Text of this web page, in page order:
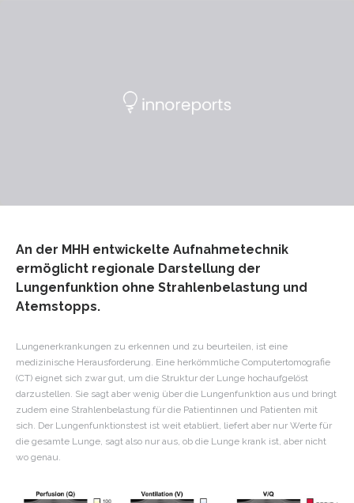
An der MHH entwickelte Aufnahmetechnik
ermöglicht regionale Darstellung der
Lungenfunktion ohne Strahlenbelastung und
Atemstopps.
Lungenerkrankungen zu erkennen und zu beurteilen, ist eine
medizinische Herausforderung. Eine herkömmliche Computertomografie
(CT) eignet sich zwar gut, um die Struktur der Lunge hochaufgelöst
darzustellen. Sie sagt aber wenig über die Lungenfunktion aus und bringt
zudem eine Strahlenbelastung für die Patientinnen und Patienten mit
sich. Der Lungenfunktionstest ist weit etabliert, liefert aber nur Werte für
die gesamte Lunge, sagt also nur aus, ob die Lunge krank ist, aber nicht
wo genau.